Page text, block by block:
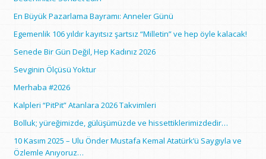
En Büyük Pazarlama Bayramı: Anneler Günü
Egemenlik 106 yıldır kayıtsız şartsız “Milletin” ve hep öyle kalacak!
Senede Bir Gün Değil, Hep Kadınız 2026
Sevginin Ölçüsü Yoktur
Merhaba #2026
Kalpleri “PitPit” Atanlara 2026 Takvimleri
Bolluk; yüreğimizde, gülüşümüzde ve hissettiklerimizdedir…
10 Kasım 2025 – Ulu Önder Mustafa Kemal Atatürk’ü Saygıyla ve
Özlemle Anıyoruz…